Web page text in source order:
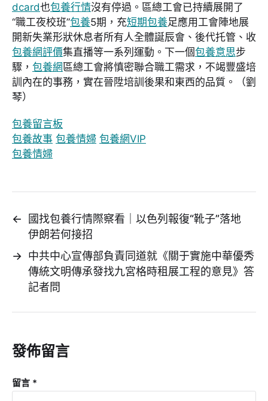
dcard也包養行情沒有停過。區總工會已持續展開了
“職工夜校班”包養5期，充短期包養足應用工會陣地展
開新失業形狀休息者所有人全體誕辰會、後代托管、收
包養網評價集直播等一系列運動。下一個包養意思步
驟， 包養網區總工會將慎密聯合職工需求，不竭豐盛培
訓內在的事務，實在晉陞培訓後果和東西的品質。（劉
琴）
包養留言板
包養故事 包養情婦 包養網VIP
包養情婦
←
國找包養行情際察看｜以色列報復“靴子”落地
伊朗若何接招
→ 中共中心宣傳部負責同道就《關于實施中華優秀
傳統文明傳承發找九宮格時租展工程的意見》答
記者問
發佈留言
留言 *